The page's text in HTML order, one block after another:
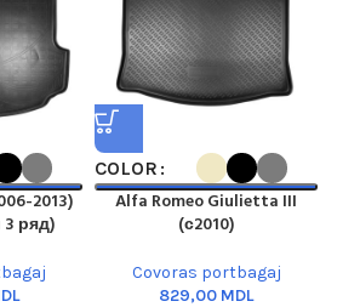
2013)
ряд)
COLOR
Alfa Romeo Giulietta III
(с2010)
Covoras portbagaj
MDL